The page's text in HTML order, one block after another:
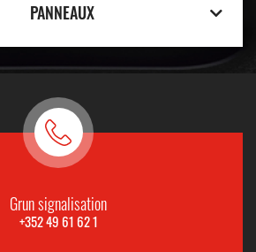
PANNEAUX
Grun signalisation
+352 49 61 62 1